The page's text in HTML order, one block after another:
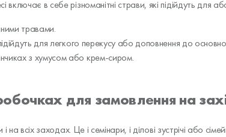
в себе різноманітні страви, які підійдуть для
травами.
підійдуть для легкого перекусу або доповнення до
з хумусом або крем-сиром.
для замовлення на
і на всіх заходах. Це і семінари, і ділові зустрічі